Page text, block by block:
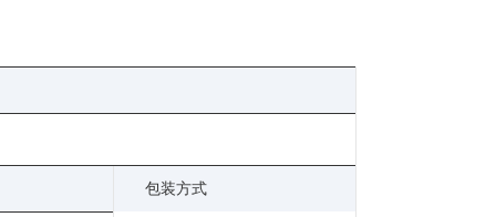
包装方式